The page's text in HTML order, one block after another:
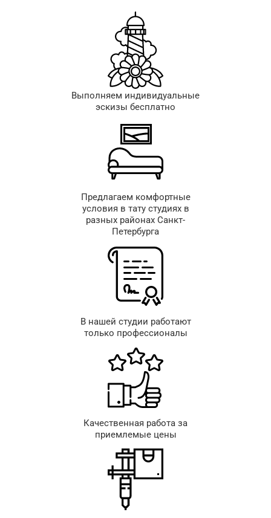
Выполняем индивидуальные
эскизы бесплатно
Предлагаем комфортные
условия в тату студиях в
разных районах Санкт-
Петербурга
В нашей студии работают
только профессионалы
Качественная работа за
приемлемые цены